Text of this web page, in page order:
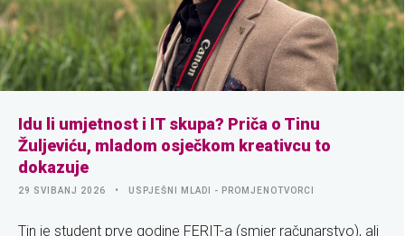
Idu li umjetnost i IT skupa? Priča o Tinu
Žuljeviću, mladom osječkom kreativcu to
dokazuje
29 SVIBANJ 2026 USPJEŠNI MLADI - PROMJENOTVORCI
Tin je student prve godine FERIT-a (smjer računarstvo), ali